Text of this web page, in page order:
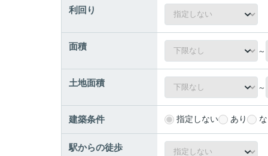
利回り
面積 ～
土地面積 ～
建築条件 指定しない あり
駅からの徒歩